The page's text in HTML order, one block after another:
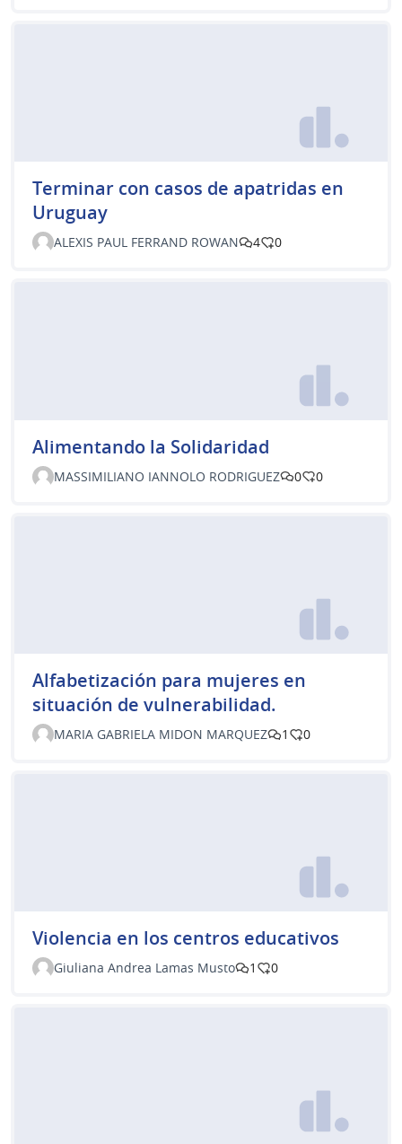
Terminar con casos de apatridas en
Uruguay
ALEXIS PAUL FERRAND ROWAN 4 0
Alimentando la Solidaridad
MASSIMILIANO IANNOLO RODRIGUEZ 0 0
Alfabetización para mujeres en
situación de vulnerabilidad.
MARIA GABRIELA MIDON MARQUEZ 1 0
Violencia en los centros educativos
Giuliana Andrea Lamas Musto 1 0